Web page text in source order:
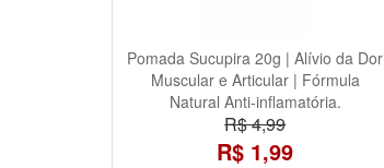
Pomada Sucupira 20g | Alívio da Dor
Muscular e Articular | Fórmula
Natural Anti-inflamatória.
R$ 4,99
R$ 1,99